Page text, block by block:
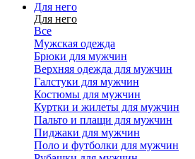
Для него
Для него
Все
Мужская одежда
Брюки для мужчин
Верхняя одежда для мужчин
Галстуки для мужчин
Костюмы для мужчин
Куртки и жилеты для мужчин
Пальто и плащи для мужчин
Пиджаки для мужчин
Поло и футболки для мужчин